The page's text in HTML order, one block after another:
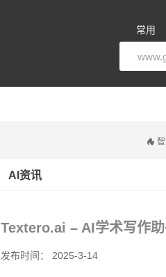
常用
AI资讯
Textero.ai – AI学术写作
发布时间： 2025-3-14